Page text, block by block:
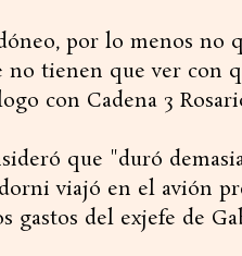
por lo menos no
no tienen que ver con
con Cadena 3
que "duró
viajó en el avión
gastos del exjefe de